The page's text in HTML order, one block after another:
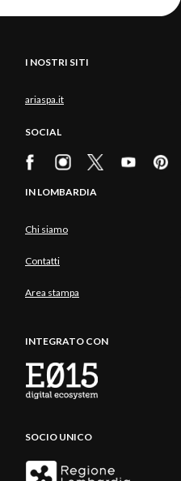
I NOSTRI SITI
ariaspa.it
SOCIAL
IN LOMBARDIA
Chi siamo
Contatti
Area stampa
INTEGRATO CON
SOCIO UNICO